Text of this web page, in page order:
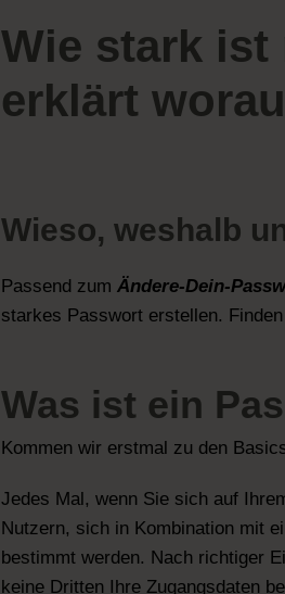
Wie stark ist
erklärt
Wieso, weshalb
Passend zum Ändere-Dein-
starkes Passwort erstellen.
Was ist ein
Kommen wir erstmal zu den
Jedes Mal, wenn Sie sich auf
Nutzern, sich in Kombination mit
bestimmt werden. Nach richtiger
keine Dritten Ihre Zugangsdaten